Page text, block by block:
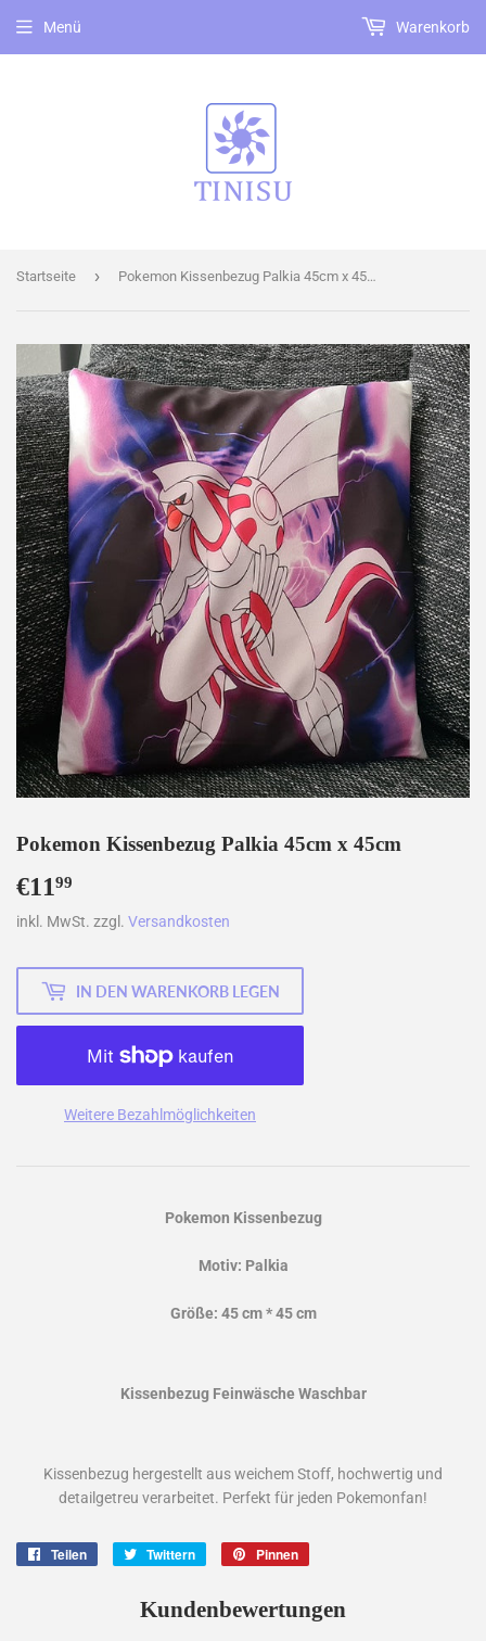
Menü Warenkorb
Startseite › Pokemon Kissenbezug Palkia 45cm x 45cm
Pokemon Kissenbezug Palkia 45cm x 45cm
€1199
inkl. MwSt. zzgl. Versandkosten
IN DEN WARENKORB LEGEN
Weitere Bezahlmöglichkeiten
Pokemon Kissenbezug
Motiv: Palkia
Größe: 45 cm * 45 cm
Kissenbezug Feinwäsche Waschbar
Kissenbezug hergestellt aus weichem Stoff, hochwertig und
detailgetreu verarbeitet. Perfekt für jeden Pokemonfan!
Teilen Twittern
twittern
Pinnen
pinnen
Kundenbewertungen